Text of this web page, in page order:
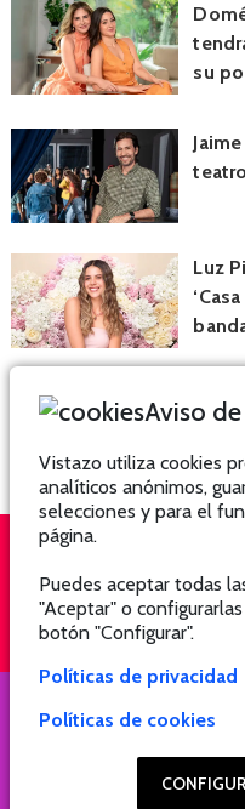
su
Luz
QUIÉNES SOMOS
Aviso
Vistazo utiliza cookies
analíticos anónimos,
selecciones y para el
página.
Puedes aceptar todas
"Aceptar" o
botón "Configurar".
Políticas de privacidad
Políticas de cookies